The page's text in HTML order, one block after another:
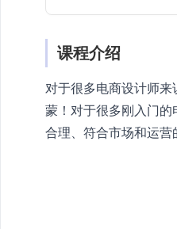
课程介绍
对于很多电商设计师
蒙！对于很多刚入门
合理、符合市场和运营